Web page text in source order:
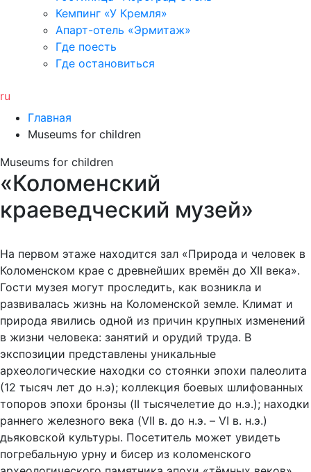
Кемпинг «У Кремля»
Апарт-отель «Эрмитаж»
Где поесть
Где остановиться
ru
Главная
Museums for children
Museums for children
«Коломенский
краеведческий музей»
На первом этаже находится зал «Природа и человек в
Коломенском крае с древнейших времён до XII века».
Гости музея могут проследить, как возникла и
развивалась жизнь на Коломенской земле. Климат и
природа явились одной из причин крупных изменений
в жизни человека: занятий и орудий труда. В
экспозиции представлены уникальные
археологические находки со стоянки эпохи палеолита
(12 тысяч лет до н.э); коллекция боевых шлифованных
топоров эпохи бронзы (II тысячелетие до н.э.); находки
раннего железного века (VII в. до н.э. – VI в. н.э.)
дьяковской культуры. Посетитель может увидеть
погребальную урну и бисер из коломенского